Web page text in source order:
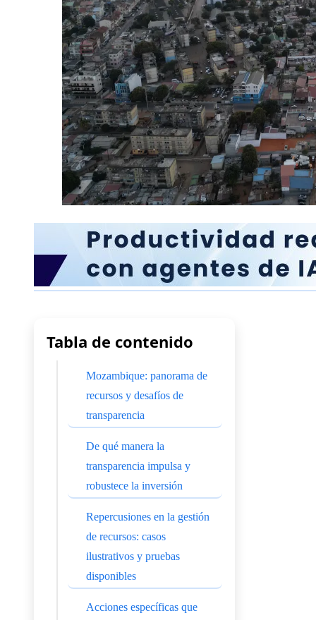
Tabla de contenido
Mozambique: panorama de
recursos y desafíos de
transparencia
De qué manera la
transparencia impulsa y
robustece la inversión
Repercusiones en la gestión
de recursos: casos
ilustrativos y pruebas
disponibles
Acciones específicas que